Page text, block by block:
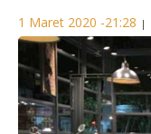
1 Maret 2020 -21:28 |